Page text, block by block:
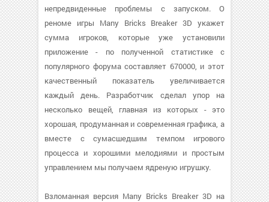
непредвиденные проблемы с запуском. О
реноме игры Many Bricks Breaker 3D укажет
сумма игроков, которые уже установили
приложение - по полученной статистике с
популярного форума составляет 670000, и этот
качественный показатель увеличивается
каждый день. Разработчик сделал упор на
несколько вещей, главная из которых - это
хорошая, продуманная и современная графика, а
вместе с сумасшедшим темпом игрового
процесса и хорошими мелодиями и простым
управлением мы получаем ядреную игрушку.
Взломанная версия Many Bricks Breaker 3D на